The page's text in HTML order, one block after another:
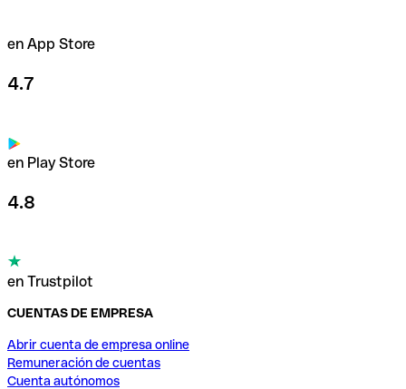
en App Store
4.7
en Play Store
4.8
en Trustpilot
CUENTAS DE EMPRESA
Abrir cuenta de empresa online
Remuneración de cuentas
Cuenta autónomos